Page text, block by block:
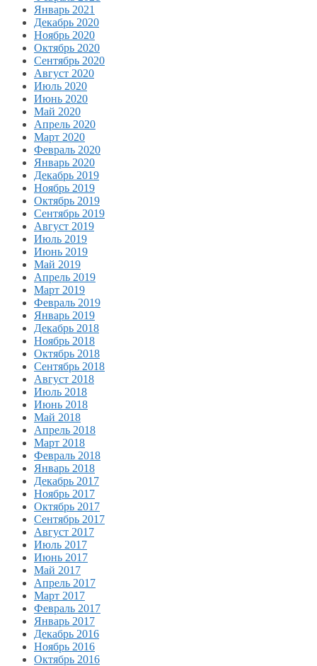
Январь 2021
Декабрь 2020
Ноябрь 2020
Октябрь 2020
Сентябрь 2020
Август 2020
Июль 2020
Июнь 2020
Май 2020
Апрель 2020
Март 2020
Февраль 2020
Январь 2020
Декабрь 2019
Ноябрь 2019
Октябрь 2019
Сентябрь 2019
Август 2019
Июль 2019
Июнь 2019
Май 2019
Апрель 2019
Март 2019
Февраль 2019
Январь 2019
Декабрь 2018
Ноябрь 2018
Октябрь 2018
Сентябрь 2018
Август 2018
Июль 2018
Июнь 2018
Май 2018
Апрель 2018
Март 2018
Февраль 2018
Январь 2018
Декабрь 2017
Ноябрь 2017
Октябрь 2017
Сентябрь 2017
Август 2017
Июль 2017
Июнь 2017
Май 2017
Апрель 2017
Март 2017
Февраль 2017
Январь 2017
Декабрь 2016
Ноябрь 2016
Октябрь 2016